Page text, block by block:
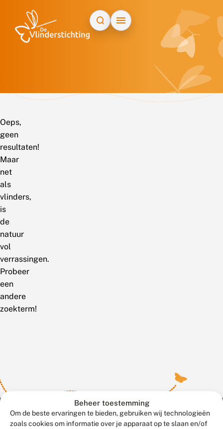
Beheer toestemming
Om de beste ervaringen te bieden, gebruiken wij technologieën
zoals cookies om informatie over je apparaat op te slaan en/of
Oeps,
geen
resultaten!
Maar
net
als
vlinders,
is
de
natuur
vol
verrassingen.
Probeer
een
andere
zoekterm!